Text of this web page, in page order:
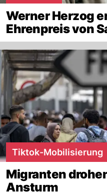
Werner Herzog
Ehrenpreis von
Tiktok-Mobilisierung
Migranten
Ansturm